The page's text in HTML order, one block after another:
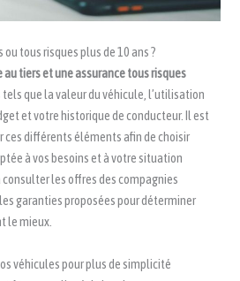
tous risques plus de 10 ans ?
au tiers et une assurance tous risques
que la valeur du véhicule, l’utilisation
et votre historique de conducteur. Il est
ces différents éléments afin de choisir
à vos besoins et à votre situation
consulter les offres des compagnies
garanties proposées pour déterminer
le mieux.
véhicules pour plus de simplicité